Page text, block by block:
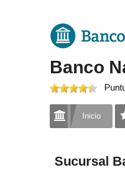
Banco
Inicio
Sucursal